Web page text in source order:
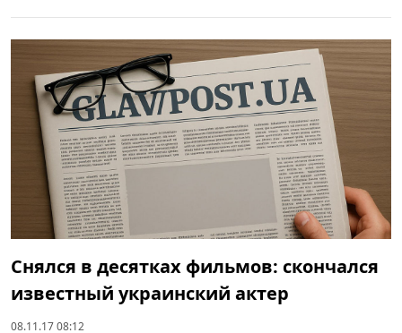
Снялся в десятках фильмов: скончался
известный украинский актер
08.11.17 08:12